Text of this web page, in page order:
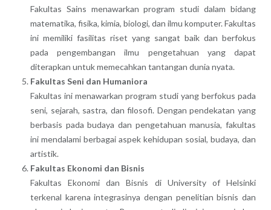
Fakultas Sains menawarkan program studi dalam bidang
matematika, fisika, kimia, biologi, dan ilmu komputer. Fakultas
ini memiliki fasilitas riset yang sangat baik dan berfokus
pada pengembangan ilmu pengetahuan yang dapat
diterapkan untuk memecahkan tantangan dunia nyata.
Fakultas Seni dan Humaniora
Fakultas ini menawarkan program studi yang berfokus pada
seni, sejarah, sastra, dan filosofi. Dengan pendekatan yang
berbasis pada budaya dan pengetahuan manusia, fakultas
ini mendalami berbagai aspek kehidupan sosial, budaya, dan
artistik.
Fakultas Ekonomi dan Bisnis
Fakultas Ekonomi dan Bisnis di University of Helsinki
terkenal karena integrasinya dengan penelitian bisnis dan